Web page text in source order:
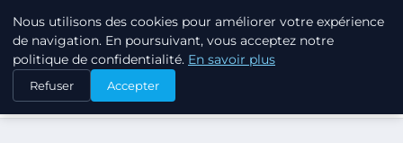
TUEZ-LES TOUS
ACCUEIL
GESTION FINANCIÈRE
KERIM USTER : L’EXPERT JURIDIQUE DU CARREFOUR…
Nous utilisons des cookies pour améliorer votre expérience
de navigation. En poursuivant, vous acceptez notre
politique de confidentialité. En savoir plus
Refuser Accepter